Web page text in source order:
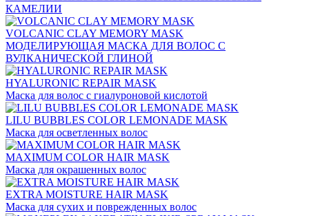
КАМЕЛИИ
VOLCANIC CLAY MEMORY MASK
МОДЕЛИРУЮЩАЯ МАСКА ДЛЯ ВОЛОС С
ВУЛКАНИЧЕСКОЙ ГЛИНОЙ
HYALURONIC REPAIR MASK
Маска для волос с гиалуроновой кислотой
LILU BUBBLES COLOR LEMONADE MASK
Маска для осветленных волос
MAXIMUM COLOR HAIR MASK
Маска для окрашенных волос
EXTRA MOISTURE HAIR MASK
Маска для сухих и поврежденных волос